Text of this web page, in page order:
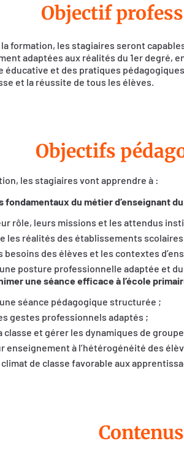
Objectif
la formation, les stagiaires seront
adaptées aux réalités du 1er degré,
éducative et des pratiques
et la réussite de tous les élèves.
Objectifs
les stagiaires vont apprendre à :
fondamentaux du métier d’enseignant
rôle, leurs missions et les attendus
les réalités des établissements
besoins des élèves et les contextes
posture professionnelle adaptée et
une séance efficace à l’école
séance pédagogique structurée ;
gestes professionnels adaptés ;
classe et gérer les dynamiques de
enseignement à l’hétérogénéité des
de classe favorable aux
Contenus